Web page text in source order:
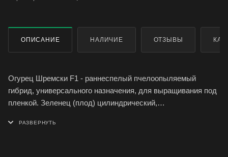
ОПИСАНИЕ НАЛИЧИЕ ОТЗЫВЫ
Огурец Шремски F1 - раннеспелый пчелоопыляемый
гибрид, универсального назначения, для выращивания под
пленкой. Зеленец (плод) цилиндрический,
Ценность гибрида: высокая урожайность, отличный вкус,